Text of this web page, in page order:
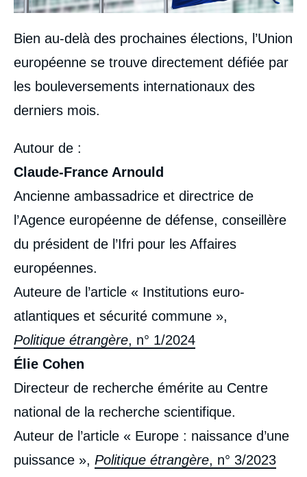
Bien au-delà des prochaines élections, l’Union
européenne se trouve directement défiée par
les bouleversements internationaux des
derniers mois.
Autour de :
Claude-France Arnould
Ancienne ambassadrice et directrice de
l’Agence européenne de défense, conseillère
du président de l’Ifri pour les Affaires
européennes.
Auteure de l’article « Institutions euro-
atlantiques et sécurité commune »,
Politique étrangère, n° 1/2024
Élie Cohen
Directeur de recherche émérite au Centre
national de la recherche scientifique.
Auteur de l’article « Europe : naissance d’une
puissance », Politique étrangère, n° 3/2023